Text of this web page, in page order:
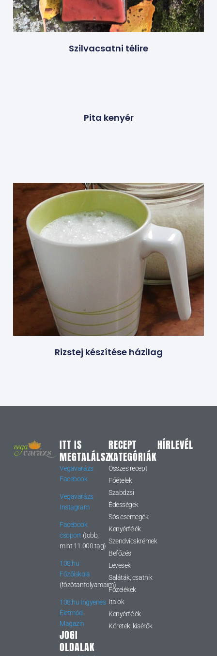
Szilvacsatni télire
Pita kenyér
Rizstej készítése házilag
ITT IS
MEGTALÁLSZ
Vegavarázs
Facebook
Vegavarázs
Instagram
Facebook
csoport (több,
mint 11 000 tag)
108.hu
Főzőiskola
(főzőtanfolyamaim)
108.hu Ingyenes
Életmód
Magazin
JOGI
OLDALAK
RECEPT
KATEGÓRIÁK
Összes recept
Főételek
Szabdzsi
Édességek
Sós csemegék
Kenyérfélék
Szendvicskrémek
Befőzés
Levesek
Saláták, csatnik
Főzelékek
Italok
Kenyérfélék
Köretek, kísérők
HÍRLEVÉL